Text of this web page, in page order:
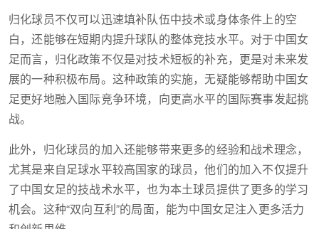
归化球员不仅可以迅速填补队伍中技术或身体条件上的空
白，还能够在短期内提升球队的整体竞技水平。对于中国女
足而言，归化政策不仅是对技术短板的补充，更是对未来发
展的一种积极布局。这种政策的实施，无疑能够帮助中国女
足更好地融入国际竞争环境，向更高水平的国际赛事发起挑
战。
此外，归化球员的加入还能够带来更多的经验和战术理念，
尤其是来自足球水平较高国家的球员，他们的加入不仅提升
了中国女足的技战术水平，也为本土球员提供了更多的学习
机会。这种“双向互利”的局面，能为中国女足注入更多活力